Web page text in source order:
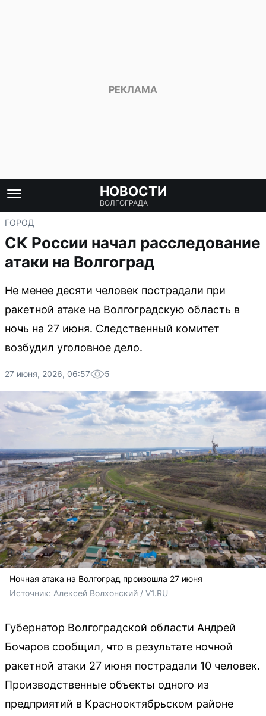
НОВОСТИ
ВОЛГОГРАДА
ГОРОД
СК России начал расследование
атаки на Волгоград
Не менее десяти человек пострадали при
ракетной атаке на Волгоградскую область в
ночь на 27 июня. Следственный комитет
возбудил уголовное дело.
27 июня, 2026, 06:57 5
Ночная атака на Волгоград произошла 27 июня
Источник: Алексей Волхонский / V1.RU
Губернатор Волгоградской области Андрей
Бочаров сообщил, что в результате ночной
ракетной атаки 27 июня пострадали 10 человек.
Производственные объекты одного из
предприятий в Краснооктябрьском районе